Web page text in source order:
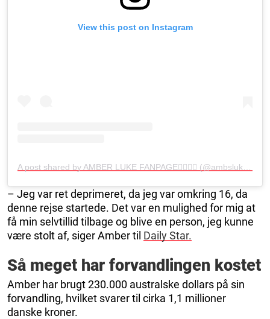
View this post on Instagram
– Jeg var ret deprimeret, da jeg var omkring 16, da
denne rejse startede. Det var en mulighed for mig at
få min selvtillid tilbage og blive en person, jeg kunne
være stolt af, siger Amber til Daily Star.
Så meget har forvandlingen kostet
Amber har brugt 230.000 australske dollars på sin
forvandling, hvilket svarer til cirka 1,1 millioner
danske kroner.